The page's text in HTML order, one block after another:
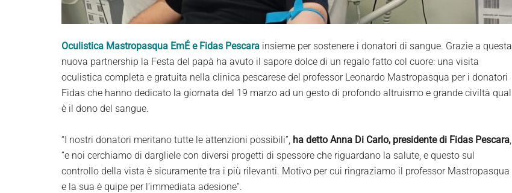
Oculistica Mastropasqua EmÉ e Fidas Pescara insieme per sostenere i donatori di sangue. Grazie a questa
nuova partnership la Festa del papà ha avuto il sapore dolce di un regalo fatto col cuore: una visita
oculistica completa e gratuita nella clinica pescarese del professor Leonardo Mastropasqua per i donatori
Fidas che hanno dedicato la giornata del 19 marzo ad un gesto di profondo altruismo e grande civiltà qual
è il dono del sangue.
“I nostri donatori meritano tutte le attenzioni possibili”, ha detto Anna Di Carlo, presidente di Fidas Pescara
“e noi cerchiamo di dargliele con diversi progetti di spessore che riguardano la salute, e questo sul
controllo della vista è sicuramente tra i più rilevanti. Motivo per cui ringraziamo il professor Mastropasqua
e la sua è quipe per l’immediata adesione”.